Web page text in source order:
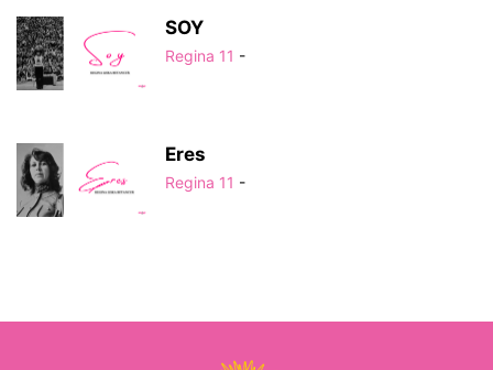
SOY
Regina 11 -
Eres
Regina 11 -